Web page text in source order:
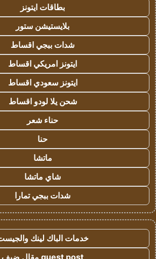
بطاقات ايتونز
بلايستيشن ستور
شدات ببجي اقساط
ايتونز امريكي اقساط
ايتونز سعودي اقساط
شحن يلا لودو اقساط
حناء شعر
حنا
ماتشا
شاي ماتشا
شدات ببجي تمارا
خدمات الباك لينك
guest post مقال ضيف